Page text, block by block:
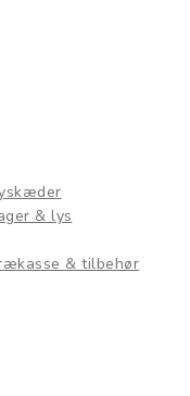
& lys
& tilbehør